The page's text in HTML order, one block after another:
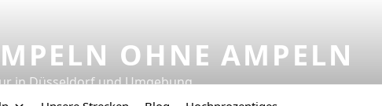
OHNE AMPELN
in Düsseldorf und Umgebung